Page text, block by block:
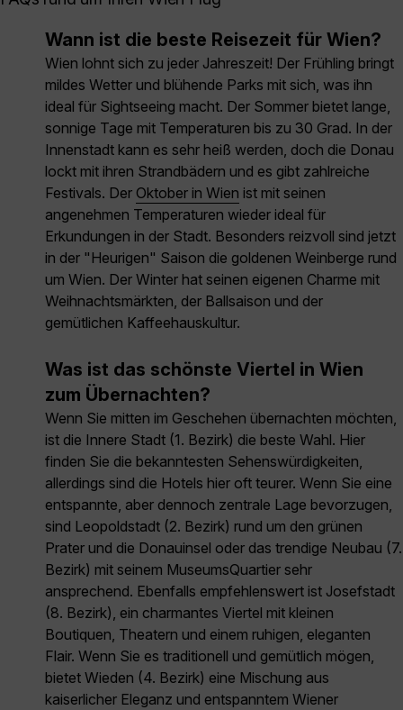
Wann ist die beste Reisezeit für Wien?
Wien lohnt sich zu jeder Jahreszeit! Der Frühling bringt
mildes Wetter und blühende Parks mit sich, was ihn
ideal für Sightseeing macht. Der Sommer bietet lange,
sonnige Tage mit Temperaturen bis zu 30 Grad. In der
Innenstadt kann es sehr heiß werden, doch die Donau
lockt mit ihren Strandbädern und es gibt zahlreiche
Festivals. Der Oktober in Wien ist mit seinen
angenehmen Temperaturen wieder ideal für
Erkundungen in der Stadt. Besonders reizvoll sind jetzt
in der "Heurigen" Saison die goldenen Weinberge rund
um Wien. Der Winter hat seinen eigenen Charme mit
Weihnachtsmärkten, der Ballsaison und der
gemütlichen Kaffeehauskultur.
Was ist das schönste Viertel in Wien
zum Übernachten?
Wenn Sie mitten im Geschehen übernachten möchten,
ist die Innere Stadt (1. Bezirk) die beste Wahl. Hier
finden Sie die bekanntesten Sehenswürdigkeiten,
allerdings sind die Hotels hier oft teurer. Wenn Sie eine
entspannte, aber dennoch zentrale Lage bevorzugen,
sind Leopoldstadt (2. Bezirk) rund um den grünen
Prater und die Donauinsel oder das trendige Neubau (7.
Bezirk) mit seinem MuseumsQuartier sehr
ansprechend. Ebenfalls empfehlenswert ist Josefstadt
(8. Bezirk), ein charmantes Viertel mit kleinen
Boutiquen, Theatern und einem ruhigen, eleganten
Flair. Wenn Sie es traditionell und gemütlich mögen,
bietet Wieden (4. Bezirk) eine Mischung aus
kaiserlicher Eleganz und entspanntem Wiener